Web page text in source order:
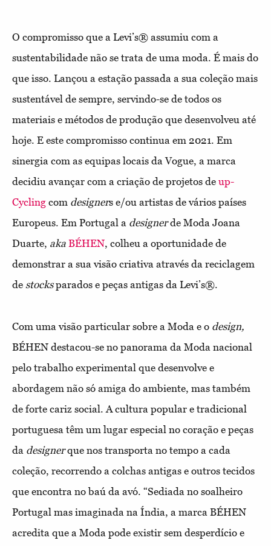
O compromisso que a Levi’s® assumiu com a
sustentabilidade não se trata de uma moda. É mais do
que isso. Lançou a estação passada a sua coleção mais
sustentável de sempre, servindo-se de todos os
materiais e métodos de produção que desenvolveu até
hoje. E este compromisso continua em 2021. Em
sinergia com as equipas locais da Vogue, a marca
decidiu avançar com a criação de projetos de up-
Cycling com designers e/ou artistas de vários países
Europeus. Em Portugal a designerde Moda Joana
Duarte, aka BÉHEN, colheu a oportunidade de
demonstrar a sua visão criativa através da reciclagem
de stocksparados e peças antigas da Levi’s®.
Com uma visão particular sobre a Moda e o design,
BÉHEN destacou-se no panorama da Moda nacional
pelo trabalho experimental que desenvolve e
abordagem não só amiga do ambiente, mas também
de forte cariz social. A cultura popular e tradicional
portuguesa têm um lugar especial no coração e peças
da designerque nos transporta no tempo a cada
coleção, recorrendo a colchas antigas e outros tecidos
que encontra no baú da avó. “Sediada no soalheiro
Portugal mas imaginada na Índia, a marca BÉHEN
acredita que a Moda pode existir sem desperdício e